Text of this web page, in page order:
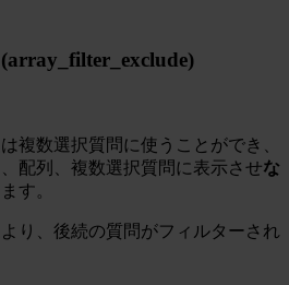
複数選択質問に使うことができ、
配列、複数選択質問に表示させな
す。
り、後続の質問がフィルターされ